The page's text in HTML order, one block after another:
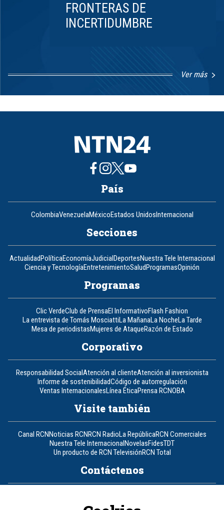
FRONTERAS DE
INCERTIDUMBRE
Ver más
1
8
País
ColombiaVenezuelaMéxicoEstados UnidosInternacional
Secciones
ActualidadPolíticaEconomíaJudicialDeportesNuestra Tele Internacional
Ciencia y TecnologíaEntretenimientoSaludProgramasOpinión
Programas
Clic VerdeClub de PrensaEl InformativoFlash Fashion
La entrevista de Tomás MosciattiLa MañanaLa NocheLa Tarde
Mesa de periodistasMujeres de AtaqueRazón de Estado
Corporativo
Responsabilidad SocialAtención al clienteAtención al inversionista
Informe de sostenibilidadCódigo de autorregulación
Ventas InternacionalesLínea ÉticaPrensa RCNOBA
Visite también
Canal RCNNoticias RCNRCN RadioLa RepúblicaRCN Comerciales
Nuestra Tele InternacionalNovelasFidesTDT
Un producto de RCN TelevisiónRCN Total
Contáctenos